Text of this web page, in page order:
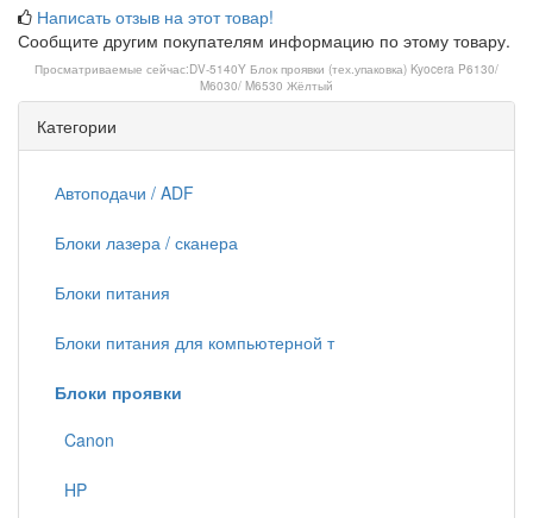
Написать отзыв на этот товар!
Сообщите другим покупателям информацию по этому товару.
Просматриваемые сейчас:DV-5140Y Блок проявки (тех.упаковка) Kyocera P6130/
M6030/ M6530 Жёлтый
Категории
Автоподачи / ADF
Блоки лазера / сканера
Блоки питания
Блоки питания для компьютерной т
Блоки проявки
Canon
HP